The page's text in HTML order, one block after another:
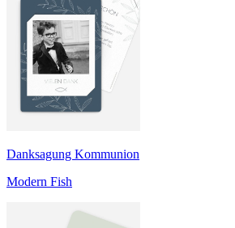
Danksagung Kommunion
Modern Fish